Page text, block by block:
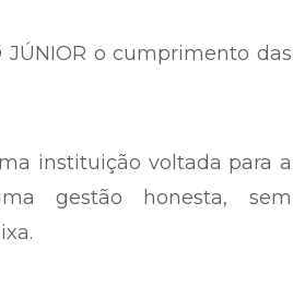
JÚNIOR o cumprimento das
instituição voltada para a
gestão honesta, sem